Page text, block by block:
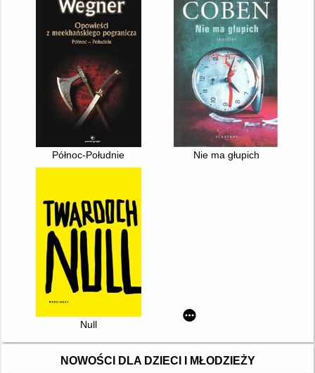
Północ-Południe Nie ma głupich
Null
NOWOŚCI DLA DZIECI I MŁODZIEŻY